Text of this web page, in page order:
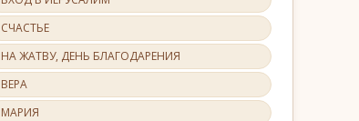
СЧАСТЬЕ
НА ЖАТВУ, ДЕНЬ БЛАГОДАРЕНИЯ
ВЕРА
МАРИЯ